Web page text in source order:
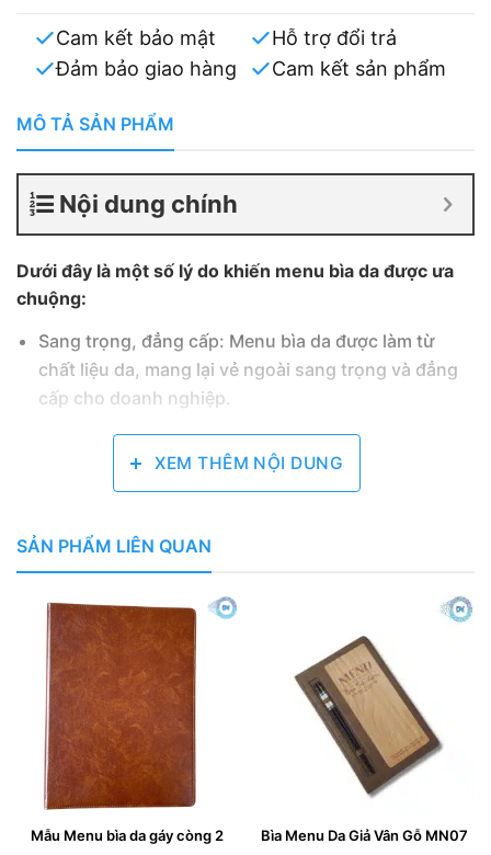
Cam kết bảo mật
Hỗ trợ đổi trả
Đảm bảo giao hàng
Cam kết sản phẩm
MÔ TẢ SẢN PHẨM
Nội dung chính
Dưới đây là một số lý do khiến menu bìa da được ưa
chuộng:
Sang trọng, đẳng cấp: Menu bìa da được làm từ
chất liệu da, mang lại vẻ ngoài sang trọng và đẳng
cấp cho doanh nghiệp.
Bền bỉ: Menu bìa da có độ bền cao, sử dụng được
Thể hiện sự chuyên nghiệp: Menu bìa da được in
lựa chọn món ăn, đồ uống. Ngoài ra, menu bìa da
doanh nghiệp, giúp thể hiện sự chuyên nghiệp của
doanh nghiệp.
Thu hút sự chú ý của khách hàng: Menu bìa da có
thiết kế đẹp mắt, thu hút sự chú ý của khách hàng.
Nếu bạn đang tìm kiếm một sản phẩm menu cao cấp,
sang trọng và đẳng cấp, thì menu bìa da là một lựa
chọn hoàn hảo.
CÁC LOẠI BÌA MENU DA PHỔ BIẾN
XEM THÊM NỘI DUNG
SẢN PHẨM LIÊN QUAN
Mẫu Menu bìa da gáy còng 2 Bìa Menu Da Giả Vân Gỗ MN07